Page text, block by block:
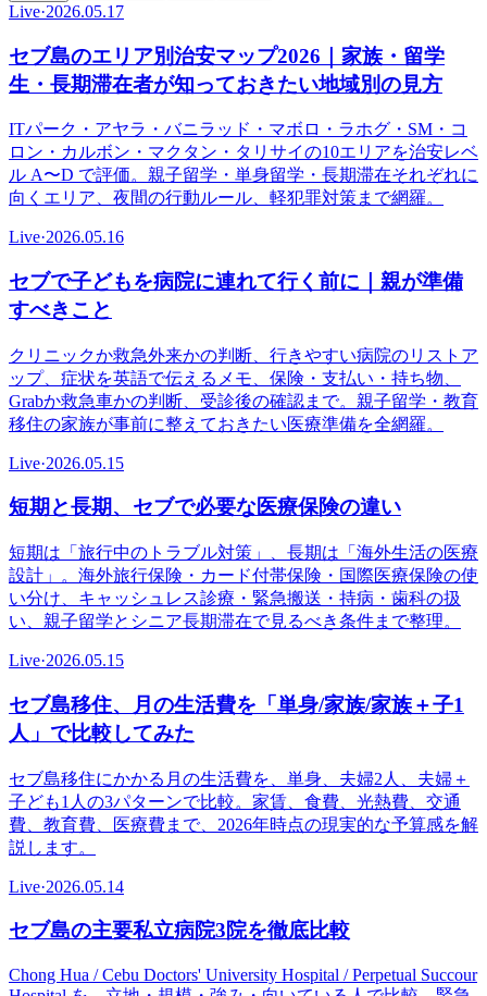
Live·2026.05.17
セブ島のエリア別治安マップ2026｜家族・留学
生・長期滞在者が知っておきたい地域別の見方
ITパーク・アヤラ・バニラッド・マボロ・ラホグ・SM・コ
ロン・カルボン・マクタン・タリサイの10エリアを治安レベ
ル A〜D で評価。親子留学・単身留学・長期滞在それぞれに
向くエリア、夜間の行動ルール、軽犯罪対策まで網羅。
Live·2026.05.16
セブで子どもを病院に連れて行く前に｜親が準備
すべきこと
クリニックか救急外来かの判断、行きやすい病院のリストア
ップ、症状を英語で伝えるメモ、保険・支払い・持ち物、
Grabか救急車かの判断、受診後の確認まで。親子留学・教育
移住の家族が事前に整えておきたい医療準備を全網羅。
Live·2026.05.15
短期と長期、セブで必要な医療保険の違い
短期は「旅行中のトラブル対策」、長期は「海外生活の医療
設計」。海外旅行保険・カード付帯保険・国際医療保険の使
い分け、キャッシュレス診療・緊急搬送・持病・歯科の扱
い、親子留学とシニア長期滞在で見るべき条件まで整理。
Live·2026.05.15
セブ島移住、月の生活費を「単身/家族/家族＋子1
人」で比較してみた
セブ島移住にかかる月の生活費を、単身、夫婦2人、夫婦＋
子ども1人の3パターンで比較。家賃、食費、光熱費、交通
費、教育費、医療費まで、2026年時点の現実的な予算感を解
説します。
Live·2026.05.14
セブ島の主要私立病院3院を徹底比較
Chong Hua / Cebu Doctors' University Hospital / Perpetual Succour